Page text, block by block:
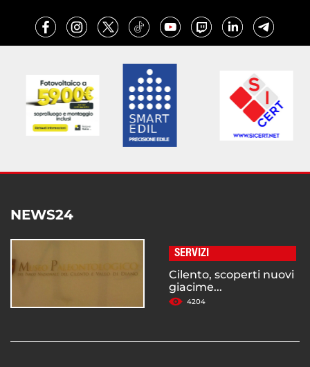
NEWS24
SERVIZI
Cilento, scoperti nuovi
giacime...
4204